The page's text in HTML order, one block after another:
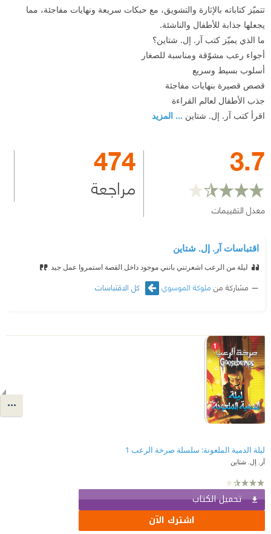
تتميّز كتاباته بالإثارة والتشويق، مع حبكات سريعة ونهايات مفاجئة، مما
يجعلها جذابة للأطفال والناشئة.
ما الذي يميّز كتب آر. إل. شتاين؟
أجواء رعب مشوّقة ومناسبة للصغار
أسلوب بسيط وسريع
قصص قصيرة بنهايات مفاجئة
جذب الأطفال لعالم القراءة
اقرأ كتب آر. إل. شتاين ... المزيد
3.7
معدل التقييمات
474
مراجعة
اقتباسات آر. إل. شتاين
ليلة من الرعب اشعرتني بانني موجود داخل القصة استمروا عمل جيد
مشاركة من ملوكة الموسوي كل الاقتباسات
ليلة الدمية الملعونة: سلسلة صرخة الرعب 1
آر. إل. شتاين
تحميل الكتاب
اشترك الآن